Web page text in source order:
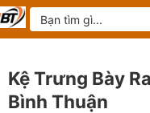
Skip
to
Tìm
kiếm:
Kệ Trưng Bày
Bình Thuận